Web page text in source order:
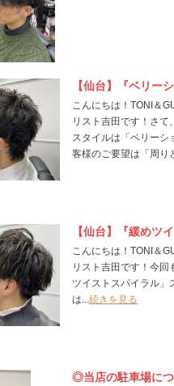
【仙台】『ベリー
こんにちは！TONI＆
リスト吉田です！さ
スタイルは「ベリーシ
客様のご要望は「周り
【仙台】『緩め
こんにちは！TONI＆
リスト吉田です！今回
ツイストスパイラル」
は...続きを見る
◎当店の駐車場に